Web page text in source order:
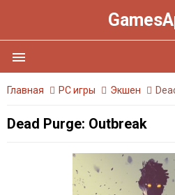
menu
Главная PC игры Экшен
Dead Purge: Outbreak